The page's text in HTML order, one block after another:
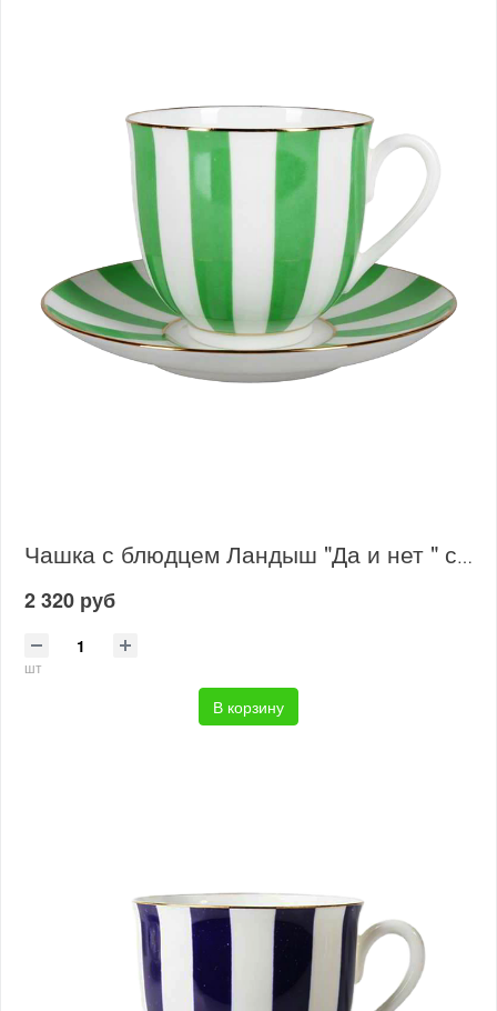
Чашка с блюдцем Ландыш "Да и нет " салатовый
2 320 руб
шт
В корзину